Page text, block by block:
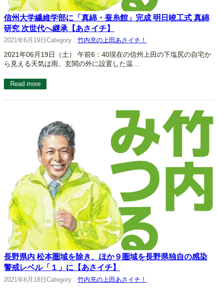
信州大学繊維学部に「真綿・蚕糸館」完成 明日竣工式 真綿
研究 次世代へ継承【あさイチ】
2021年6月19日 Category : 竹内充の上田あさイチ！
2021年06月19日（土） 午前6：40現在の信州上田の下塩尻の自宅か
ら見える天気は雨。玄関の外に設置した温…
Read more
長野県内 松本圏域を除き、ほか９圏域を長野県独自の感染
警戒レベル「１」に【あさイチ】
2021年6月18日 Category : 竹内充の上田あさイチ！